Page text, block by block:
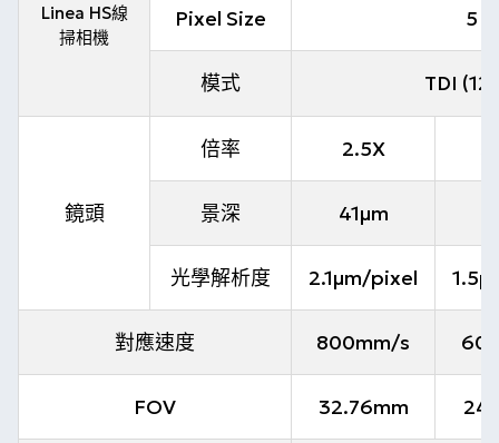
Linea HS線
掃相機
Pixel Size 5 x
模式 TDI
鏡頭
倍率 2.5X
景深 41µm
光學解析度 2.1µm/pixel
對應速度 800mm/s
FOV 32.76mm